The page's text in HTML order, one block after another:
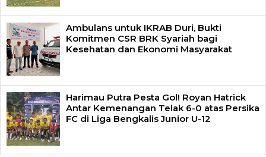
Ambulans untuk IKRAB Duri, Bukti
Komitmen CSR BRK Syariah bagi
Kesehatan dan Ekonomi Masyarakat
Harimau Putra Pesta Gol! Royan Hatrick
Antar Kemenangan Telak 6-0 atas Persika
FC di Liga Bengkalis Junior U-12